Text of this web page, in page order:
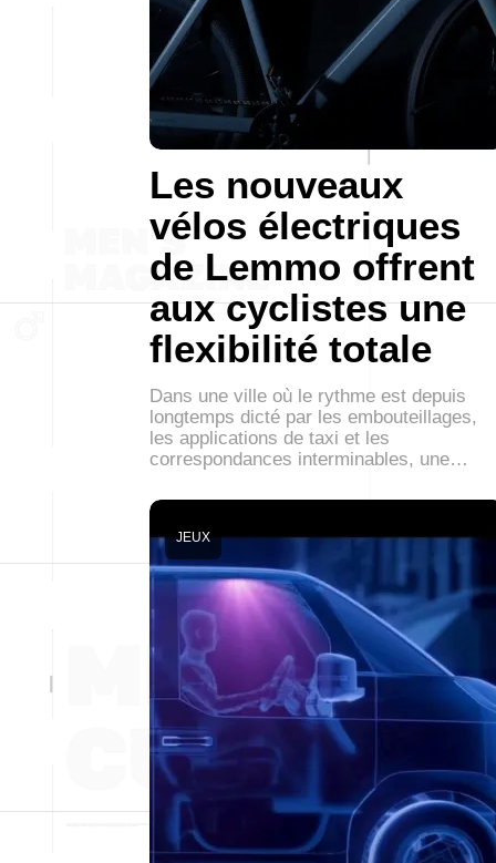
Les nouveaux
vélos électriques
de Lemmo offrent
aux cyclistes une
flexibilité totale
Dans une ville où le rythme est depuis
longtemps dicté par les embouteillages,
les applications de taxi et les
correspondances interminables, une…
JEUX